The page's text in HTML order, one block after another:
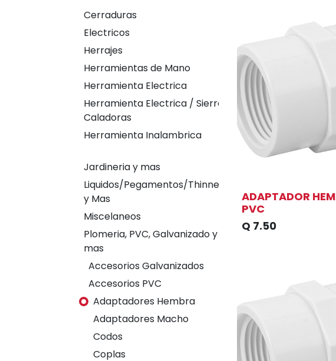
Cerraduras
Electricos
Herrajes
Herramientas de Mano
Herramienta Electrica
Herramienta Electrica / Sierras
Caladoras
Herramienta Inalambrica
Jardineria y mas
Liquidos/Pegamentos/Thinner
y Mas
Miscelaneos
Plomeria, PVC, Galvanizado y
mas
Accesorios Galvanizados
Accesorios PVC
Adaptadores Hembra
Adaptadores Macho
Codos
Coplas
ADAPTADOR
PVC
Q 7.50